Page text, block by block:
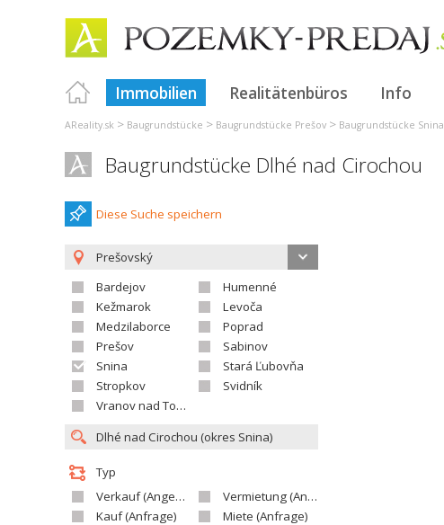
Immobilien Realitätenbüros Info
AReality.sk > Baugrundstücke > Baugrundstücke Prešov > Baugrundstücke Snina
Baugrundstücke Dlhé nad Cirochou
Diese Suche speichern
Prešovský
Bardejov
Humenné
Kežmarok
Levoča
Medzilaborce
Poprad
Prešov
Sabinov
Snina
Stará Ľubovňa
Stropkov
Svidník
Vranov nad Topľou
Typ
Verkauf (Angebot)
Vermietung (Angebot)
Kauf (Anfrage)
Miete (Anfrage)